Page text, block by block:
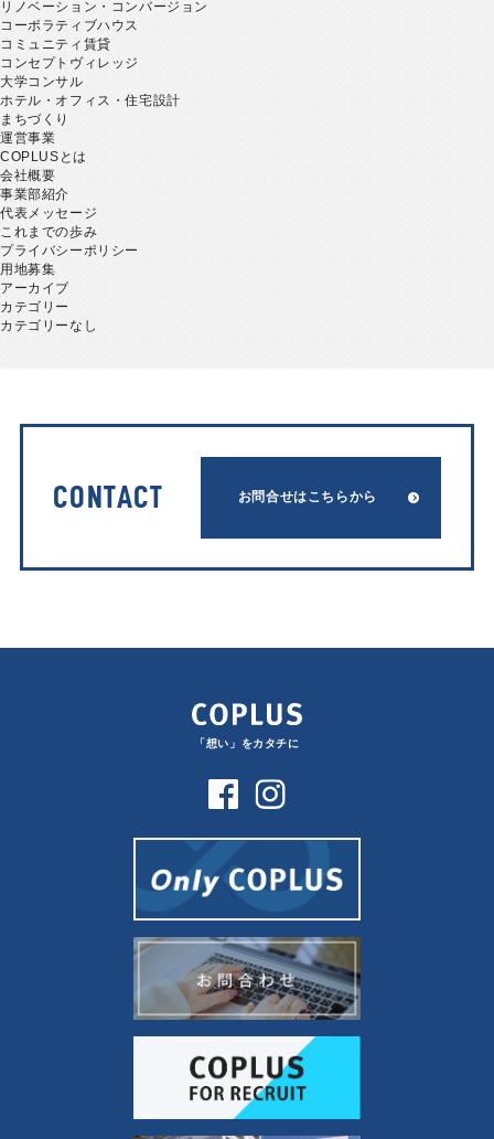
リノベーション・コンバージョン
コーポラティブハウス
コミュニティ賃貸
コンセプトヴィレッジ
大学コンサル
ホテル・オフィス・住宅設計
まちづくり
運営事業
COPLUSとは
会社概要
事業部紹介
代表メッセージ
これまでの歩み
プライバシーポリシー
用地募集
アーカイブ
カテゴリー
カテゴリーなし
CONTACT お問合せはこちらから
「想い」をカタチに